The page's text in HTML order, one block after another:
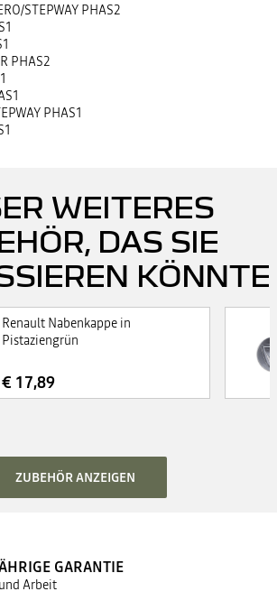
STEPWAY PHAS2
PHAS2
PHAS1
WEITERES
DAS SIE
KÖNNTE
Renault Nabenkappe in
Pistaziengrün
€ 17,89
ZUBEHÖR ANZEIGEN
GARANTIE
Arbeit